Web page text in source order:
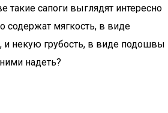
такие сапоги выглядят интересно
содержат мягкость, в виде
и некую грубость, в виде подошвы
надеть?